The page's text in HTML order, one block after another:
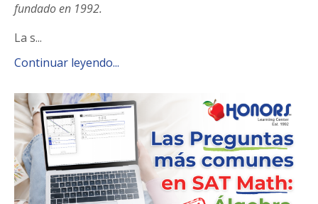
fundado en 1992.
La s...
Continuar leyendo...